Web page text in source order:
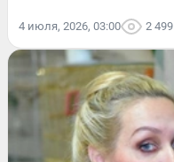
4 июля, 2026, 03:00 2 499